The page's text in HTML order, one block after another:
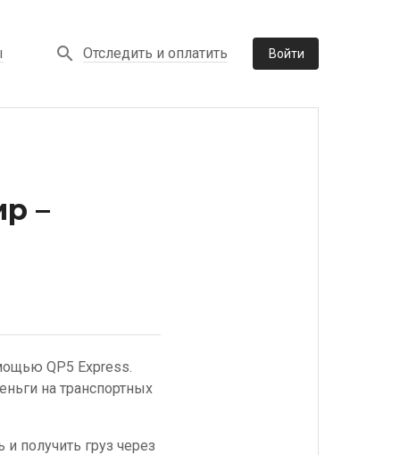
Отследить и оплатить Войти
–
QP5 Express.
на транспортных
получить груз через